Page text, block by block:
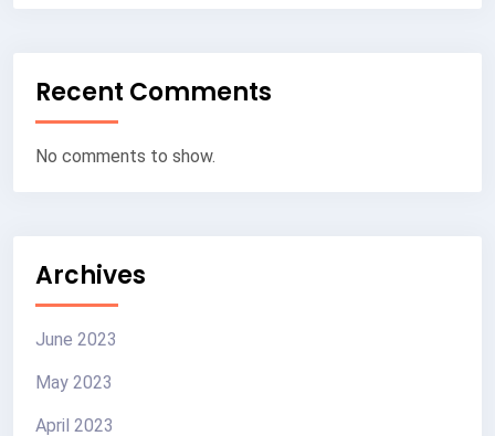
Recent Comments
No comments to show.
Archives
June 2023
May 2023
April 2023